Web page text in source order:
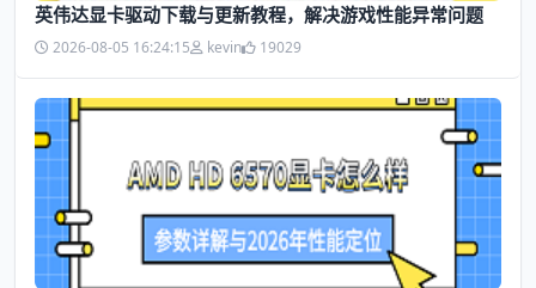
英伟达显卡驱动下载与更新教程，解决游戏性能异常问题
2026-08-05 16:24:15 kevin 19029